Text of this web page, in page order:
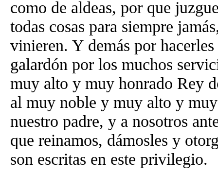
como de aldeas, por que
todas cosas para siempre
vinieren. Y demás por
galardón por los muchos
muy alto y muy honrado Rey
al muy noble y muy alto y
nuestro padre, y a nosotros
que reinamos, dámosles y
son escritas en este privilegio.